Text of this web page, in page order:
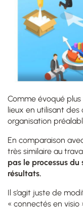
Comme évoqué
lieux en utilisant
organisation
En comparaison
très similaire au
pas le processus
résultats.
Il s’agit juste de
« connectés en